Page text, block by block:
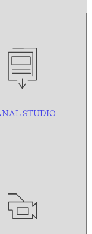
STUDIO